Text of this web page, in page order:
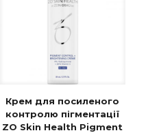
Крем для посиленого
контролю пігментації
ZO Skin Health Pigment